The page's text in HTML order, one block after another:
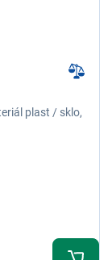
plast / sklo,